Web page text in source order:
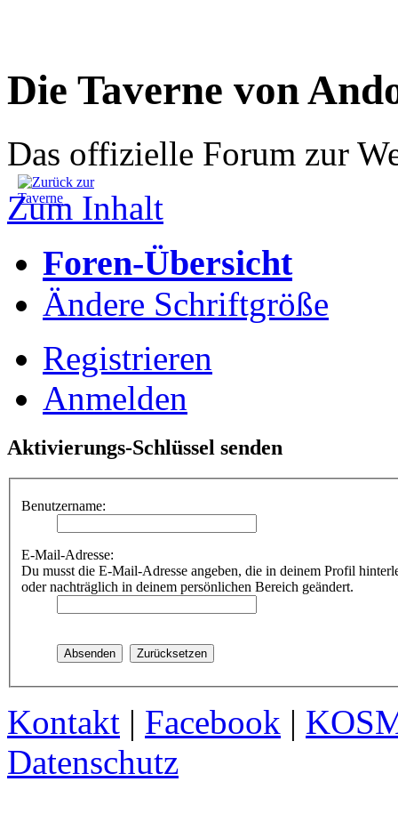
Die Taverne von
Das offizielle Forum zur
Zum Inhalt
Foren-Übersicht
Ändere Schriftgröße
Registrieren
Anmelden
Aktivierungs-Schlüssel senden
Benutzername:
E-Mail-Adresse:
Du musst die E-Mail-Adresse angeben, die in deinem Profil
oder nachträglich in deinem persönlichen Bereich geändert.
Kontakt | Facebook |
Datenschutz